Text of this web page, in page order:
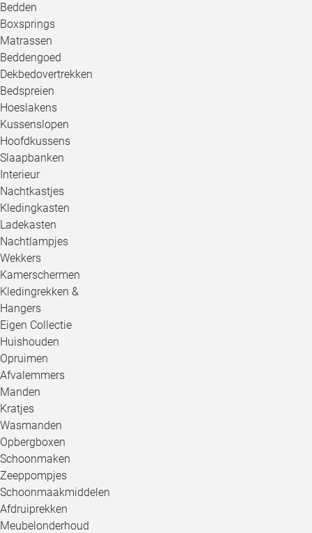
Bedden
Boxsprings
Matrassen
Beddengoed
Dekbedovertrekken
Bedspreien
Hoeslakens
Kussenslopen
Hoofdkussens
Slaapbanken
Interieur
Nachtkastjes
Kledingkasten
Ladekasten
Nachtlampjes
Wekkers
Kamerschermen
Kledingrekken &
Hangers
Eigen Collectie
Huishouden
Opruimen
Afvalemmers
Manden
Kratjes
Wasmanden
Opbergboxen
Schoonmaken
Zeeppompjes
Schoonmaakmiddelen
Afdruiprekken
Meubelonderhoud